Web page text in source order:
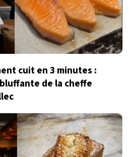
cuit en 3 minutes :
de la cheffe